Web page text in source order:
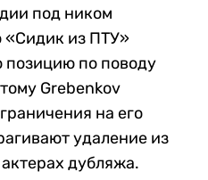
под ником
«Сидик из ПТУ»
позицию по поводу
Grebenkov
на его
удаление из
дубляжа.